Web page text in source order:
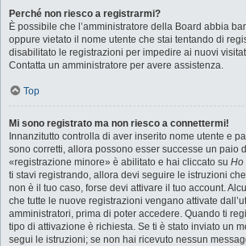
Perché non riesco a registrarmi?
È possibile che l’amministratore della Board abbia
oppure vietato il nome utente che stai tentando di
disabilitato le registrazioni per impedire ai nuovi
Contatta un amministratore per avere assistenza.
Top
Mi sono registrato ma non riesco a connettermi!
Innanzitutto controlla di aver inserito nome utente e
sono corretti, allora possono esser successe un paio
«registrazione minore» è abilitato e hai cliccato su Ho
ti stavi registrando, allora devi seguire le istruzioni
non è il tuo caso, forse devi attivare il tuo account.
che tutte le nuove registrazioni vengano attivate
amministratori, prima di poter accedere. Quando ti
tipo di attivazione è richiesta. Se ti è stato inviato un
segui le istruzioni; se non hai ricevuto nessun